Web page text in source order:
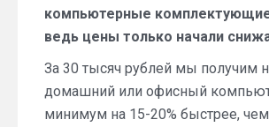
компьютерные
ведь цены только начали
За 30 тысяч рублей мы получим
домашний или офисный
минимум на 15-20% быстрее,